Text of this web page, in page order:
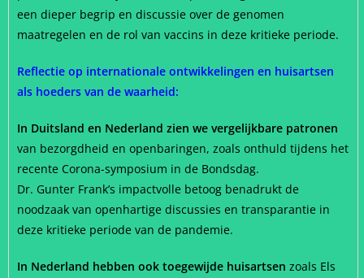
een dieper begrip en discussie over de genomen
maatregelen en de rol van vaccins in deze kritieke periode.
Reflectie op internationale ontwikkelingen en huisartsen
als hoeders van de waarheid:
In Duitsland en Nederland zien we vergelijkbare patronen
van bezorgdheid en openbaringen, zoals onthuld tijdens het
recente Corona-symposium in de Bondsdag.
Dr. Gunter Frank’s impactvolle betoog benadrukt de
noodzaak van openhartige discussies en transparantie in
deze kritieke periode van de pandemie.
In Nederland hebben ook toegewijde huisartsen zoals Els